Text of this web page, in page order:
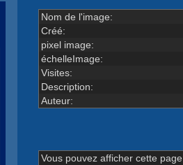
Nom de l'image:
Créé:
pixel image:
échelleImage:
Visites:
Description:
Auteur:
Vous pouvez afficher cette